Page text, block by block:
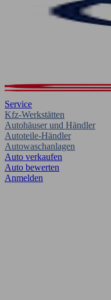
Service
Kfz-Werkstätten
Autohäuser und Händler
Autoteile-Händler
Autowaschanlagen
Auto verkaufen
Auto bewerten
Anmelden